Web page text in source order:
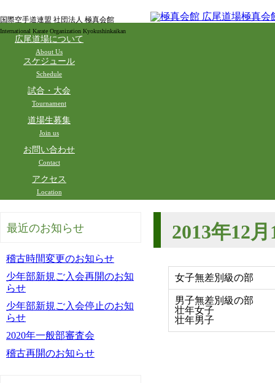
国際空手道連盟 社団法人 極真会館
International Karate Organization Kyokushinkaikan
広尾道場について
About Us
スケジュール
Schedule
試合・大会
Tournament
道場生募集
Join us
お問い合わせ
Contact
アクセス
Location
最近のお知らせ
稽古時間変更のお知らせ
少年部新規ご入会再開のお知
らせ
少年部新規ご入会停止のお知
らせ
2020年一般部審査会
稽古再開のお知らせ
2013年12
女子無差別級の部
男子無差別級の部
壮年女子
壮年男子